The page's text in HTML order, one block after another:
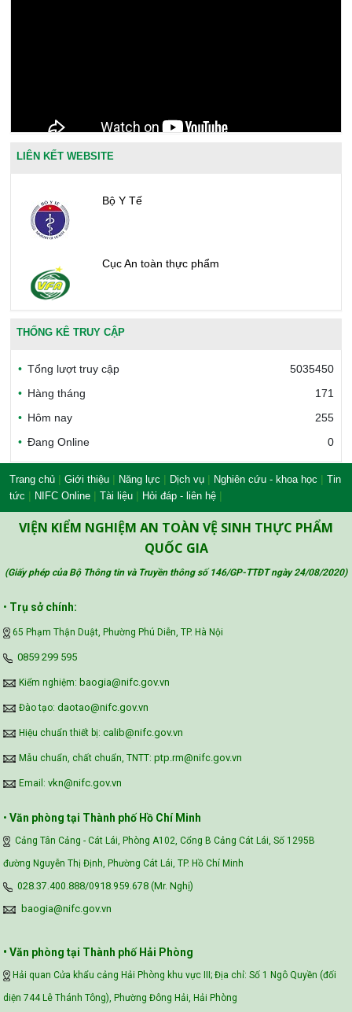
LIÊN KẾT WEBSITE
Bộ Y Tế
Cục An toàn thực phẩm
Văn phòng công nhận chất lượng
Công đoàn Y tế Việt Nam
Safe Food for Growth Project (SAFEGRO)
Vietnam Center for Food Safety Risk
THỐNG KÊ TRUY CẬP
Tổng lượt truy cập
5035450
Hàng tháng
171
Hôm nay
255
Đang Online
0
Trang chủ | Giới thiệu | Năng lực | Dịch vụ | Nghiên cứu - khoa học | Tin
tức | NIFC Online | Tài liệu | Hỏi đáp - liên hệ |
VIỆN KIỂM NGHIỆM AN TOÀN VỆ SINH THỰC PHẨM
QUỐC GIA
(Giấy phép của Bộ Thông tin và Truyền thông số 146/GP-TTĐT ngày 24/08/2020)
• Trụ sở chính:
65 Phạm Thận Duật, Phường Phú Diễn, TP. Hà Nội
‪0859 299 595‬
Kiểm nghiệm: baogia@nifc.gov.vn
Đào tạo: daotao@nifc.gov.vn
Hiệu chuẩn thiết bị: calib@nifc.gov.vn
Mẫu chuẩn, chất chuẩn, TNTT: ptp.rm@nifc.gov.vn
Email: vkn@nifc.gov.vn
• Văn phòng tại Thành phố Hồ Chí Minh
Cảng Tân Cảng - Cát Lái, Phòng A102, Cổng B Cảng Cát Lái, Số 1295B
đường Nguyễn Thị Định, Phường Cát Lái, TP. Hồ Chí Minh
028.37.400.888/0918.959.678 (Mr. Nghị)
baogia@nifc.gov.vn
• Văn phòng tại Thành phố Hải Phòng
Hải quan Cửa khẩu cảng Hải Phòng khu vực III; Địa chỉ: Số 1 Ngô Quyền (đối
diện 744 Lê Thánh Tông), Phường Đông Hải, Hải Phòng